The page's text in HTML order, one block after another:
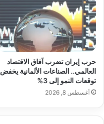
و
س
ي
اً
إ
ذ
ا
ل
م
ت
ن
هِ
ل
حرب إيران تضرب آفاق الاقتصاد
العالمي.. الصناعات الألمانية يخفض
توقعات النمو إلى 3%
أغسطس 8, 2026